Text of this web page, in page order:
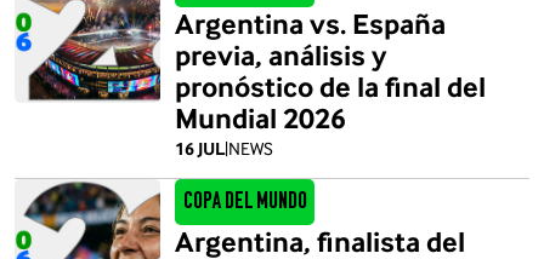
16 JUL|NEWS
Argentina vs. España
previa, análisis y
pronóstico de la final del
Mundial 2026
Copa del Mundo
Argentina, finalista del